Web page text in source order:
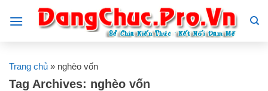
Trang chủ » nghèo vốn
Tag Archives: nghèo vốn